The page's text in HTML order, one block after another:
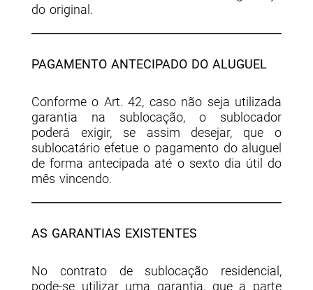
do original.
PAGAMENTO ANTECIPADO DO ALUGUEL
Conforme o Art. 42, caso não seja utilizada
garantia na sublocação, o sublocador
poderá exigir, se assim desejar, que o
sublocatário efetue o pagamento do aluguel
de forma antecipada até o sexto dia útil do
mês vincendo.
AS GARANTIAS EXISTENTES
No contrato de sublocação residencial,
pode-se utilizar uma garantia, que a parte